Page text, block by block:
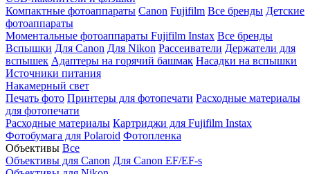
Компактные фотоаппараты Canon Fujifilm Все бренды Детские
фотоаппараты
Моментальные фотоаппараты Fujifilm Instax Все бренды
Вспышки Для Canon Для Nikon Рассеиватели Держатели для
вспышек Адаптеры на горячий башмак Насадки на вспышки
Источники питания
Накамерный свет
Печать фото Принтеры для фотопечати Расходные материалы
для фотопечати
Расходные материалы Картриджи для Fujifilm Instax
Фотобумага для Polaroid Фотопленка
Объективы Все
Объективы для Canon Для Canon EF/EF-s